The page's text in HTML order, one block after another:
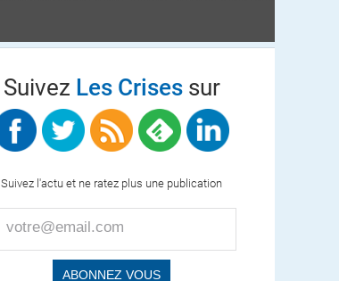
Suivez Les Crisessur
Suivez l'actu et ne ratez plus une publication